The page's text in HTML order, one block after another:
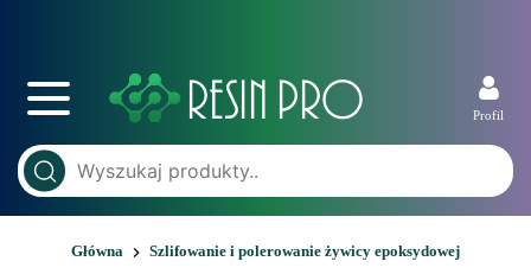
Profil
Główna Szlifowanie i polerowanie żywicy epoksydowej